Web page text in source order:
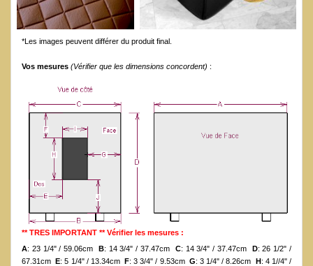
*Les images peuvent différer du produit final.
Vos mesures (Vérifier que les dimensions concordent) :
** TRES IMPORTANT ** Vérifier les mesures :
A: 23 1/4" / 59.06cm B: 14 3/4" / 37.47cm C: 14 3/4" / 37.47cm D: 26 1/2" /
67.31cmE: 5 1/4" / 13.34cmF: 3 3/4" / 9.53cm G: 3 1/4" / 8.26cm H: 4 1//4" /